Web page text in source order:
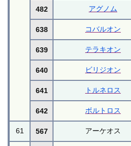
482 アグノム
638 コバルオン
639 テラキオン
640 ビリジオン
641 トルネロス
642 ボルトロス
61 567 アーケオス